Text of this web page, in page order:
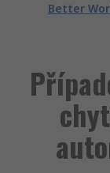
Better